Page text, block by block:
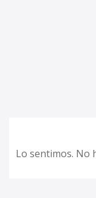
Lo sentimos. No